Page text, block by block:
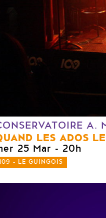
A.
LES ADOS
25 Mar - 20h
- LE GUINGOIS